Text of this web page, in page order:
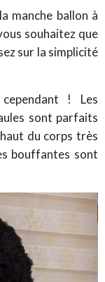
manche ballon à
souhaitez que
sur la simplicité
! Les
sont parfaits
du corps très
bouffantes sont